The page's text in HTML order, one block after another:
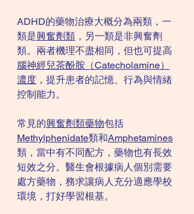
ADHD的藥物治療大概分為兩類，一
類是興奮劑類 ，另一類是非興奮劑
類。兩者機理不盡相同，但也可提高
腦神經兒茶酚胺（Catecholamine）
濃度 ，提升患者的記憶、行為與情緒
控制能力。
常見的興奮劑類藥物包括
Methylphenidate類和Amphetamines
類，當中有不同配方，藥物也有長效
短效之分。醫生會根據病人個別需要
處方藥物，務求讓病人充分適應學校
環境，打好學習根基。